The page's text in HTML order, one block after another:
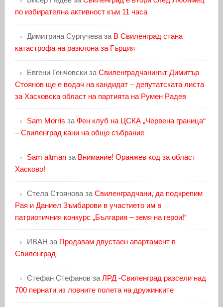
по избирателна активност към 11 часа
Димитрина Сургучеваза В Свиленград стана
катастрофа на разклона за Гърция
Евгени Генчовскиза Свиленградчанинът Димитър
Стоянов ще е водач на кандидат – депутатската листа
за Хасковска област на партията на Румен Радев
Sam Morris за Фен клуб на ЦСКА „Червена граница“
– Свиленград кани на общо събрание
Sam altmanза Внимание! Оранжев код за област
Хасково!
Стела Стояноваза Свиленградчани, да подкрепим
Рая и Даниел Зъмбарови в участието им в
патриотичния конкурс „България – земя на герои!“
ИВАН за Продавам двустаен апартамент в
Свиленград
Стефан Стефановза ЛРД -Свиленград разсели над
700 пернати из ловните полета на дружинките